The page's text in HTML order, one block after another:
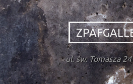
ul. św. Tomasza